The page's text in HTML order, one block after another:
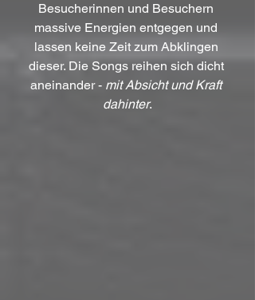
Besucherinnen und Besuchern
massive Energien entgegen und
lassen keine Zeit zum Abklingen
dieser. Die Songs reihen sich dicht
aneinander - mit Absicht und Kraft
dahinter.